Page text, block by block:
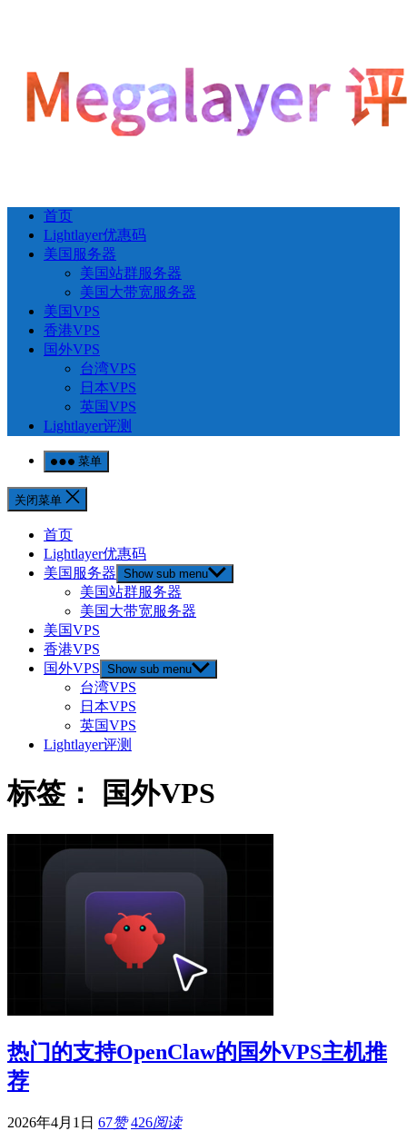
首页
Lightlayer优惠码
美国服务器
美国站群服务器
美国大带宽服务器
美国VPS
香港VPS
国外VPS
台湾VPS
日本VPS
英国VPS
Lightlayer评测
菜单
关闭菜单
首页
Lightlayer优惠码
美国服务器 Show sub menu
美国站群服务器
美国大带宽服务器
美国VPS
香港VPS
国外VPS Show sub menu
台湾VPS
日本VPS
英国VPS
Lightlayer评测
标签： 国外VPS
热门的支持OpenClaw的国外VPS主机推
荐
2026年4月1日 67赞 426阅读